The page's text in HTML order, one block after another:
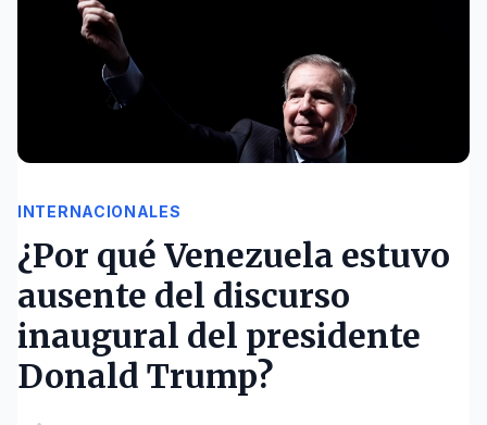
INTERNACIONALES
¿Por qué Venezuela estuvo
ausente del discurso
inaugural del presidente
Donald Trump?